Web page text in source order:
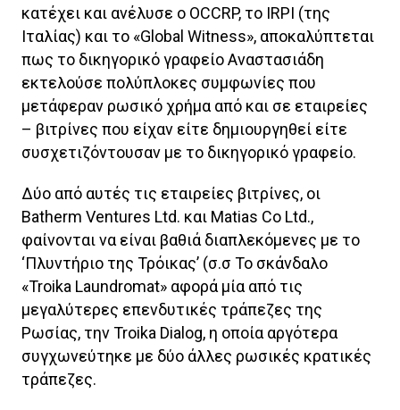
κατέχει και ανέλυσε ο OCCRP, το IRPI (της
Ιταλίας) και το «Global Witness», αποκαλύπτεται
πως το δικηγορικό γραφείο Αναστασιάδη
εκτελούσε πολύπλοκες συμφωνίες που
μετάφεραν ρωσικό χρήμα από και σε εταιρείες
– βιτρίνες που είχαν είτε δημιουργηθεί είτε
συσχετιζόντουσαν με το δικηγορικό γραφείο.
Δύο από αυτές τις εταιρείες βιτρίνες, οι
Batherm Ventures Ltd. και Matias Co Ltd.,
φαίνονται να είναι βαθιά διαπλεκόμενες με το
‘Πλυντήριο της Τρόικας’ (σ.σ Το σκάνδαλο
«Troika Laundromat» αφορά μία από τις
μεγαλύτερες επενδυτικές τράπεζες της
Ρωσίας, την Troika Dialog, η οποία αργότερα
συγχωνεύτηκε με δύο άλλες ρωσικές κρατικές
τράπεζες.